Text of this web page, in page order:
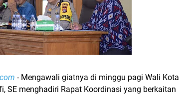
- Mengawali giatnya di minggu pagi Wali Kota
SE menghadiri Rapat Koordinasi yang berkaitan